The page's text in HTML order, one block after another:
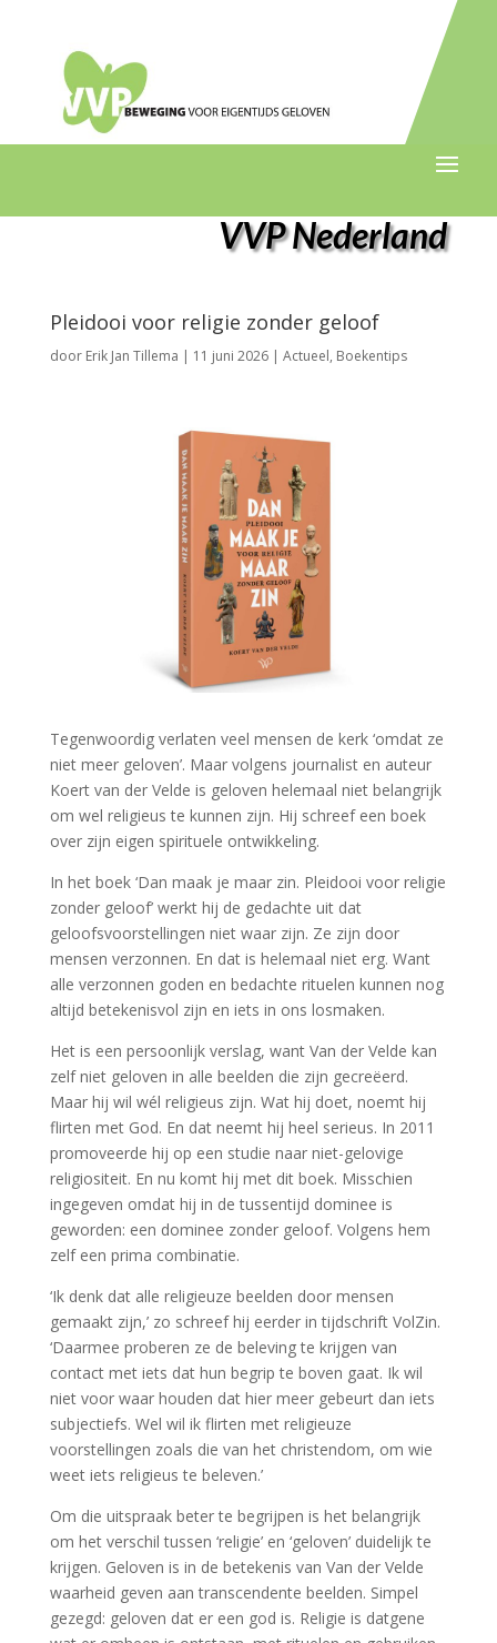
VVP Nederland
Pleidooi voor religie zonder geloof
door Erik Jan Tillema | 11 juni 2026 | Actueel, Boekentips
Tegenwoordig verlaten veel mensen de kerk ‘omdat ze
niet meer geloven’. Maar volgens journalist en auteur
Koert van der Velde is geloven helemaal niet belangrijk
om wel religieus te kunnen zijn. Hij schreef een boek
over zijn eigen spirituele ontwikkeling.
In het boek ‘Dan maak je maar zin. Pleidooi voor religie
zonder geloof’ werkt hij de gedachte uit dat
geloofsvoorstellingen niet waar zijn. Ze zijn door
mensen verzonnen. En dat is helemaal niet erg. Want
alle verzonnen goden en bedachte rituelen kunnen nog
altijd betekenisvol zijn en iets in ons losmaken.
Het is een persoonlijk verslag, want Van der Velde kan
zelf niet geloven in alle beelden die zijn gecreëerd.
Maar hij wil wél religieus zijn. Wat hij doet, noemt hij
flirten met God. En dat neemt hij heel serieus. In 2011
promoveerde hij op een studie naar niet-gelovige
religiositeit. En nu komt hij met dit boek. Misschien
ingegeven omdat hij in de tussentijd dominee is
geworden: een dominee zonder geloof. Volgens hem
zelf een prima combinatie.
‘Ik denk dat alle religieuze beelden door mensen
gemaakt zijn,’ zo schreef hij eerder in tijdschrift VolZin.
‘Daarmee proberen ze de beleving te krijgen van
contact met iets dat hun begrip te boven gaat. Ik wil
niet voor waar houden dat hier meer gebeurt dan iets
subjectiefs. Wel wil ik flirten met religieuze
voorstellingen zoals die van het christendom, om wie
weet iets religieus te beleven.’
Om die uitspraak beter te begrijpen is het belangrijk
om het verschil tussen ‘religie’ en ‘geloven’ duidelijk te
krijgen. Geloven is in de betekenis van Van der Velde
waarheid geven aan transcendente beelden. Simpel
gezegd: geloven dat er een god is. Religie is datgene